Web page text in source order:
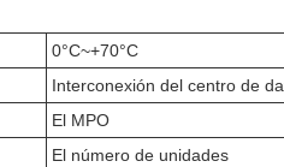
0°C~+70°C
Interconexión del centro de
El MPO
El número de unidades